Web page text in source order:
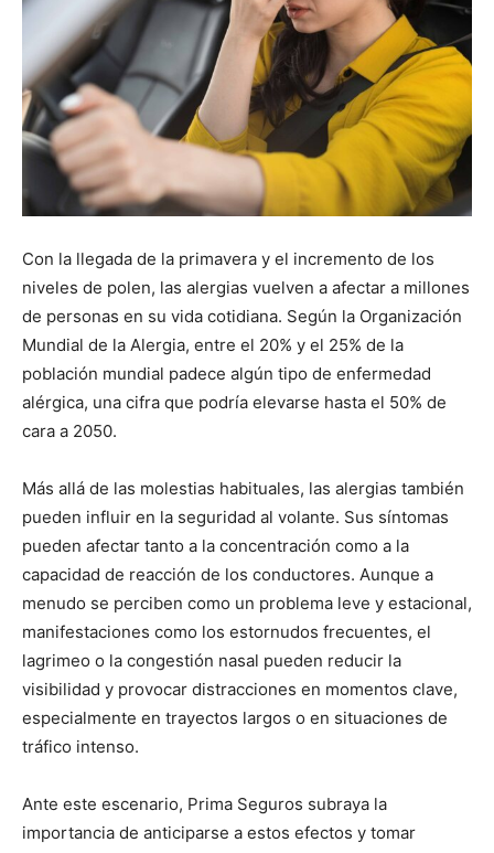
Con la llegada de la primavera y el incremento de los
niveles de polen, las alergias vuelven a afectar a millones
de personas en su vida cotidiana. Según la Organización
Mundial de la Alergia, entre el 20% y el 25% de la
población mundial padece algún tipo de enfermedad
alérgica, una cifra que podría elevarse hasta el 50% de
cara a 2050.
Más allá de las molestias habituales, las alergias también
pueden influir en la seguridad al volante. Sus síntomas
pueden afectar tanto a la concentración como a la
capacidad de reacción de los conductores. Aunque a
menudo se perciben como un problema leve y estacional,
manifestaciones como los estornudos frecuentes, el
lagrimeo o la congestión nasal pueden reducir la
visibilidad y provocar distracciones en momentos clave,
especialmente en trayectos largos o en situaciones de
tráfico intenso.
Ante este escenario, Prima Seguros subraya la
importancia de anticiparse a estos efectos y tomar